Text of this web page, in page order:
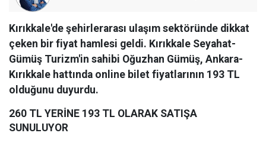
Kırıkkale'de şehirlerarası ulaşım sektöründe dikkat
çeken bir fiyat hamlesi geldi. Kırıkkale Seyahat-
Gümüş Turizm'in sahibi Oğuzhan Gümüş, Ankara-
Kırıkkale hattında online bilet fiyatlarının 193 TL
olduğunu duyurdu.
260 TL YERİNE 193 TL OLARAK SATIŞA
SUNULUYOR